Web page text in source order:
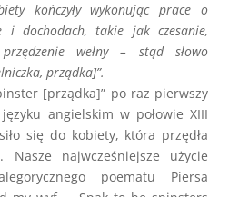
kończyły wykonując prace o
i dochodach, takie jak czesanie,
wełny – stąd słowo
prządka]”.
[prządka]” po raz pierwszy
angielskim w połowie XIII
się do kobiety, która przędła
najwcześniejsze użycie
poematu Piersa